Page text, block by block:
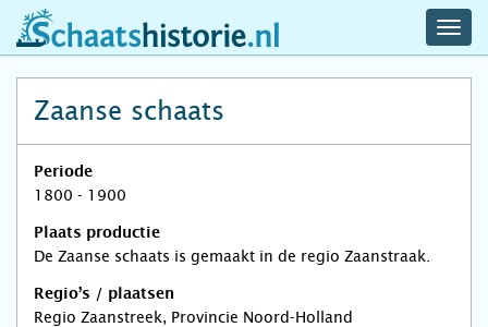
schaatshistorie.nl
Zaanse schaats
Periode
1800 - 1900
Plaats productie
De Zaanse schaats is gemaakt in de regio Zaanstraak.
Regio’s / plaatsen
Regio Zaanstreek, Provincie Noord-Holland